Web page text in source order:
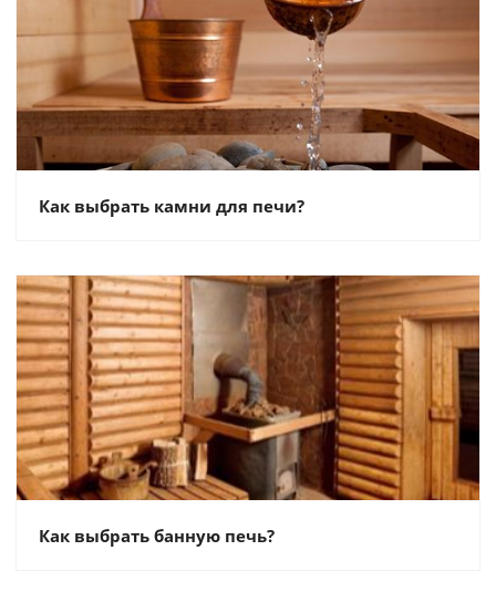
Как выбрать камни для печи?
Как выбрать банную печь?